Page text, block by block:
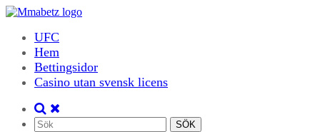
UFC
Hem
Bettingsidor
Casino utan svensk licens